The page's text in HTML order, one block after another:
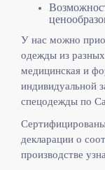
У нас можно
одежды из
медицинская и
индивидуальной
спецодежды по
декларации о
производстве